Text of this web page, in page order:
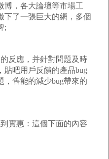
博，各大論壇等市場工
下了一張巨大的網，多個
;
反應，并針對問題及時
貼吧用戶反饋的產品bug
，舊能的減少bug帶來的
實惠：這個下面的內容